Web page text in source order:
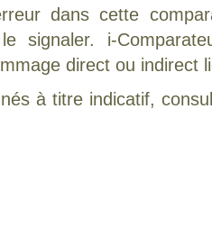
dans cette
signaler. i-
direct ou indirect
à titre indicatif,